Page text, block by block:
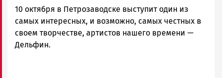
и
Карелии
|
Петрозаводск
10 октября в Петрозаводске выступит один из
самых интересных, и возможно, самых честных в
своем творчестве, артистов нашего времени —
Дельфин.